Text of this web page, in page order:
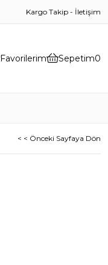
Kargo Takip - İletişim
Favorilerim Sepetim0
< < Önceki Sayfaya Dön